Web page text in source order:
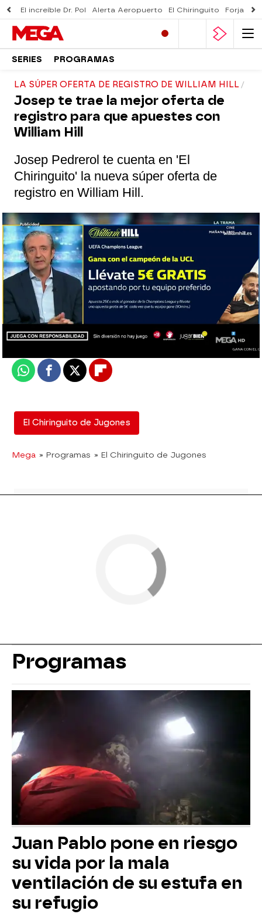
El increíble Dr. Pol Alerta Aeropuerto El Chiringuito Forjado
SERIES PROGRAMAS
LA SÚPER OFERTA DE REGISTRO DE WILLIAM HILL
Josep te trae la mejor oferta de
registro para que apuestes con
William Hill
Josep Pedrerol te cuenta en 'El
Chiringuito' la nueva súper oferta de
registro en William Hill.
El Chiringuito
Madrid
Actualizado:05 de agosto de 2020, 03:10
Publicado:05 de agosto de 2020, 03:09
WhatsappFacebook
X Flipboard
El Chiringuito de Jugones
Mega » Programas » El Chiringuito de Jugones
Programas
Juan Pablo pone en riesgo
su vida por la mala
ventilación de su estufa en
su refugio